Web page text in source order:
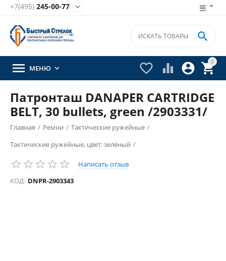
+7(495) 245-00-77 
0


 

 МЕНЮ 
Патронташ DANAPER CARTRIDGE
BELT, 30 bullets, green /2903331/
Главная / Ремни / Тактические ружейные /
Тактические ружейные, цвет: зелёный /
Написать отзыв
КОД: DNPR-2903343